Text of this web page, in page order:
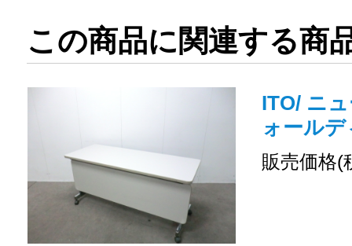
この商品に関連する商
ITO/ ニ
ォール
販売価格(